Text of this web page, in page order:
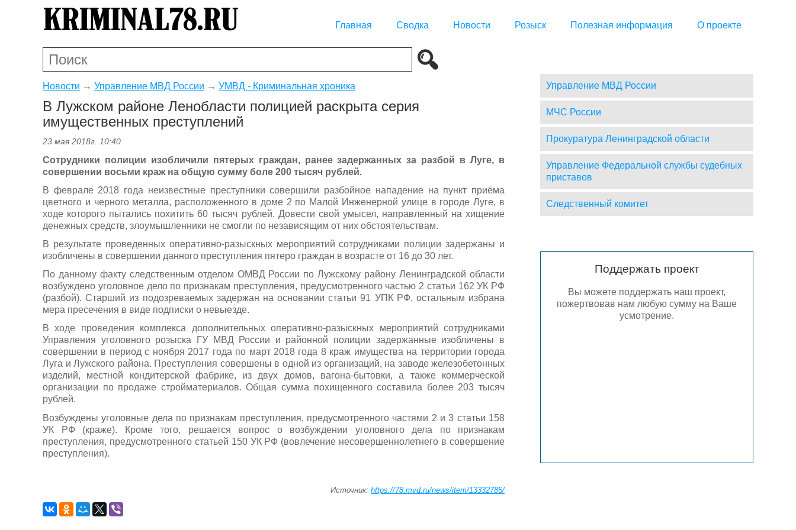
Главная Сводка Новости Розыск Полезная информация О проекте
Новости → Управление МВД России → УМВД - Криминальная хроника
В Лужском районе Ленобласти полицией раскрыта серия
имущественных преступлений
23 мая 2018г. 10:40
Сотрудники полиции изобличили пятерых граждан, ранее задержанных за разбой в Луге, в
совершении восьми краж на общую сумму боле 200 тысяч рублей.
В феврале 2018 года неизвестные преступники совершили разбойное нападение на пункт приёма
цветного и черного металла, расположенного в доме 2 по Малой Инженерной улице в городе Луге, в
ходе которого пытались похитить 60 тысяч рублей. Довести свой умысел, направленный на хищение
денежных средств, злоумышленники не смогли по независящим от них обстоятельствам.
В результате проведенных оперативно-разыскных мероприятий сотрудниками полиции задержаны и
изобличены в совершении данного преступления пятеро граждан в возрасте от 16 до 30 лет.
По данному факту следственным отделом ОМВД России по Лужскому району Ленинградской области
возбуждено уголовное дело по признакам преступления, предусмотренного частью 2 статьи 162 УК РФ
(разбой). Старший из подозреваемых задержан на основании статьи 91 УПК РФ, остальным избрана
мера пресечения в виде подписки о невыезде.
В ходе проведения комплекса дополнительных оперативно-разыскных мероприятий сотрудниками
Управления уголовного розыска ГУ МВД России и районной полиции задержанные изобличены в
совершении в период с ноября 2017 года по март 2018 года 8 краж имущества на территории города
Луга и Лужского района. Преступления совершены в одной из организаций, на заводе железобетонных
изделий, местной кондитерской фабрике, из двух домов, вагона-бытовки, а также коммерческой
организации по продаже стройматериалов. Общая сумма похищенного составила более 203 тысяч
рублей.
Возбуждены уголовные дела по признакам преступления, предусмотренного частями 2 и 3 статьи 158
УК РФ (краже). Кроме того, решается вопрос о возбуждении уголовного дела по признакам
преступления, предусмотренного статьей 150 УК РФ (вовлечение несовершеннолетнего в совершение
преступления).
Источник: https://78.mvd.ru/news/item/13332785/
Управление МВД России
МЧС России
Прокуратура Ленинградской области
Управление Федеральной службы судебных
приставов
Следственный комитет
Поддержать проект
Вы можете поддержать наш проект,
пожертвовав нам любую сумму на Ваше
усмотрение.